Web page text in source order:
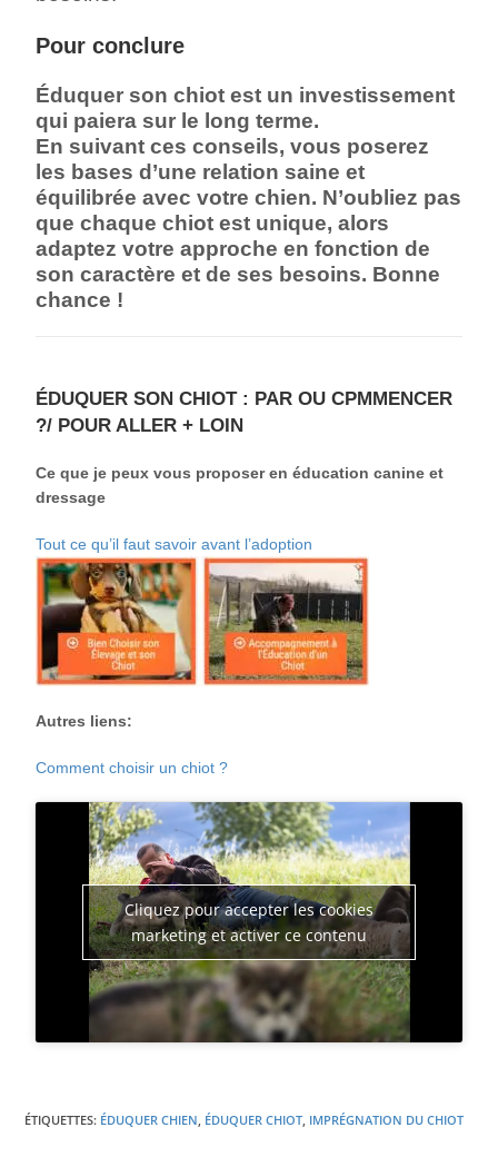
Pour conclure
Éduquer son chiot est un investissement
qui paiera sur le long terme.
En suivant ces conseils, vous poserez
les bases d’une relation saine et
équilibrée avec votre chien. N’oubliez pas
que chaque chiot est unique, alors
adaptez votre approche en fonction de
son caractère et de ses besoins. Bonne
chance !
ÉDUQUER SON CHIOT : PAR OU CPMMENCER
?/ POUR ALLER + LOIN
Ce que je peux vous proposer en éducation canine et
dressage
Tout ce qu’il faut savoir avant l’adoption
Autres liens:
Comment choisir un chiot ?
Cliquez pour accepter les cookies
marketing et activer ce contenu
ÉTIQUETTES: ÉDUQUER CHIEN ÉDUQUER CHIOT IMPRÉGNATION DU CHIOT